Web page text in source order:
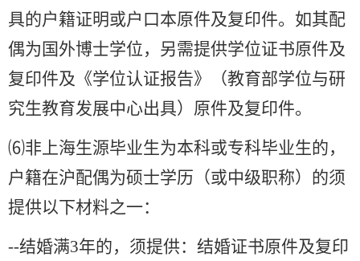
具的户籍证明或户口本原件及复印件。如其配
偶为国外博士学位，另需提供学位证书原件及
复印件及《学位认证报告》（教育部学位与研
究生教育发展中心出具）原件及复印件。
⑹非上海生源毕业生为本科或专科毕业生的，
户籍在沪配偶为硕士学历（或中级职称）的须
提供以下材料之一：
--结婚满3年的，须提供：结婚证书原件及复印